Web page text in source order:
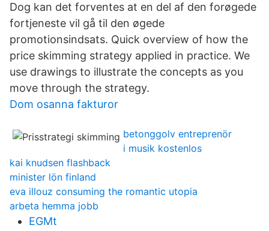
Dog kan det forventes at en del af den forøgede
fortjeneste vil gå til den øgede
promotionsindsats. Quick overview of how the
price skimming strategy applied in practice. We
use drawings to illustrate the concepts as you
move through the strategy.
Dom osanna fakturor
betonggolv entreprenör
i musik kostenlos
kai knudsen flashback
minister lön finland
eva illouz consuming the romantic utopia
arbeta hemma jobb
EGMt